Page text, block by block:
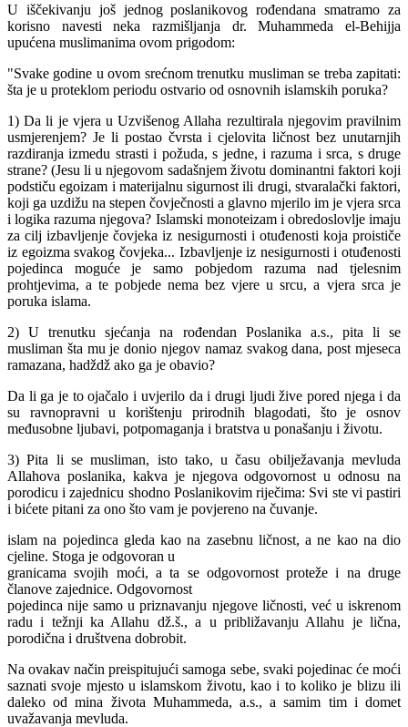
U iščekivanju još jednog poslanikovog rođendana smatramo za
korisno navesti neka razmišljanja dr. Muhammeda el-Behijja
upućena muslimanima ovom prigodom:
"Svake godine u ovom srećnom trenutku musliman se treba zapitati:
šta je u proteklom periodu ostvario od osnovnih islamskih poruka?
1) Da li je vjera u Uzvišenog Allaha rezultirala njegovim pravilnim
usmjerenjem? Je li postao čvrsta i cjelovita ličnost bez unutarnjih
razdiranja izmedu strasti i požuda, s jedne, i razuma i srca, s druge
strane? (Jesu li u njegovom sadašnjem životu dominantni faktori koji
podstiču egoizam i materijalnu sigurnost ili drugi, stvaralački faktori,
koji ga uzdižu na stepen čovječnosti a glavno mjerilo im je vjera srca
i logika razuma njegova? Islamski monoteizam i obredoslovlje imaju
za cilj izbavljenje čovjeka iz nesigurnosti i otuđenosti koja proističe
iz egoizma svakog čovjeka... Izbavljenje iz nesigurnosti i otuđenosti
pojedinca moguće je samo pobjedom razuma nad tjelesnim
prohtjevima, a te pobjede nema bez vjere u srcu, a vjera srca je
poruka islama.
2) U trenutku sjećanja na rođendan Poslanika a.s., pita li se
musliman šta mu je donio njegov namaz svakog dana, post mjeseca
ramazana, hadždž ako ga je obavio?
Da li ga je to ojačalo i uvjerilo da i drugi ljudi žive pored njega i da
su ravnopravni u korištenju prirodnih blagodati, što je osnov
međusobne ljubavi, potpomaganja i bratstva u ponašanju i životu.
3) Pita li se musliman, isto tako, u času obilježavanja mevluda
Allahova poslanika, kakva je njegova odgovornost u odnosu na
porodicu i zajednicu shodno Poslanikovim riječima: Svi ste vi pastiri
i bićete pitani za ono što vam je povjereno na čuvanje.
islam na pojedinca gleda kao na zasebnu ličnost, a ne kao na dio
cjeline. Stoga je odgovoran u
granicama svojih moći, a ta se odgovornost proteže i na druge
članove zajednice. Odgovornost
pojedinca nije samo u priznavanju njegove ličnosti, već u iskrenom
radu i težnji ka Allahu dž.š., a u približavanju Allahu je lična,
porodična i društvena dobrobit.
Na ovakav način preispitujući samoga sebe, svaki pojedinac će moći
saznati svoje mjesto u islamskom životu, kao i to koliko je blizu ili
daleko od mina života Muhammeda, a.s., a samim tim i domet
uvažavanja mevluda.